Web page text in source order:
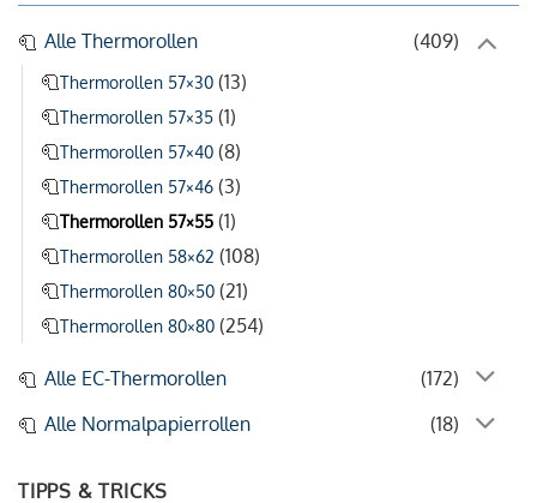
Alle Thermorollen (409)
Thermorollen 57×30 (13)
Thermorollen 57×35 (1)
Thermorollen 57×40 (8)
Thermorollen 57×46 (3)
Thermorollen 57×55 (1)
Thermorollen 58×62 (108)
Thermorollen 80×50 (21)
Thermorollen 80×80 (254)
Alle EC-Thermorollen
(172)
Alle Normalpapierrollen
(18)
TIPPS & TRICKS